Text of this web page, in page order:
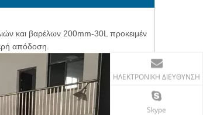
και βαρέλων 200mm-30L προκειμέν
απόδοση.
ΗΛΕΚΤΡΟΝΙΚΗ ΔΙΕΥΘΥΝΣΗ
Skype